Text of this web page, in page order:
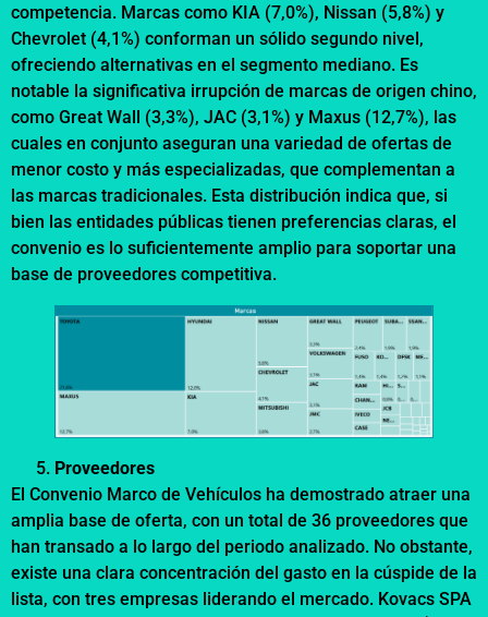
competencia. Marcas como KIA (7,0%), Nissan (5,8%) y
Chevrolet (4,1%) conforman un sólido segundo nivel,
ofreciendo alternativas en el segmento mediano. Es
notable la significativa irrupción de marcas de origen chino,
como Great Wall (3,3%), JAC (3,1%) y Maxus (12,7%), las
cuales en conjunto aseguran una variedad de ofertas de
menor costo y más especializadas, que complementan a
las marcas tradicionales. Esta distribución indica que, si
bien las entidades públicas tienen preferencias claras, el
convenio es lo suficientemente amplio para soportar una
base de proveedores competitiva.
Proveedores
El Convenio Marco de Vehículos ha demostrado atraer una
amplia base de oferta, con un total de 36 proveedores que
han transado a lo largo del periodo analizado. No obstante,
existe una clara concentración del gasto en la cúspide de la
lista, con tres empresas liderando el mercado. Kovacs SPA